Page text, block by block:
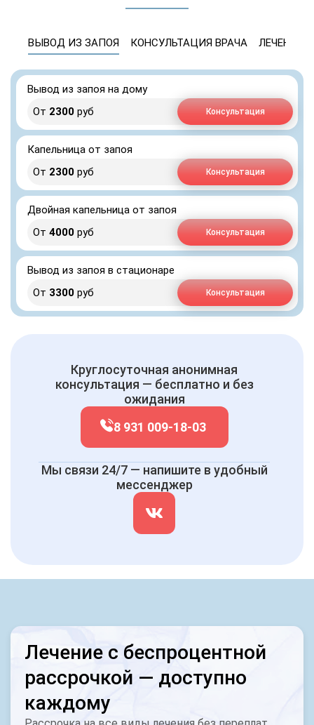
ВЫВОД ИЗ ЗАПОЯ КОНСУЛЬТАЦИЯ ВРАЧА ЛЕЧЕНИЕ
Вывод из запоя на дому
От 2300 руб Консультация
Капельница от запоя
От 2300 руб Консультация
Двойная капельница от запоя
От 4000 руб Консультация
Вывод из запоя в стационаре
От 3300 руб Консультация
Круглосуточная анонимная
консультация — бесплатно и без
ожидания
8 931 009-18-03
Мы связи 24/7 — напишите в удобный
мессенджер
Лечение с беспроцентной
рассрочкой — доступно
каждому